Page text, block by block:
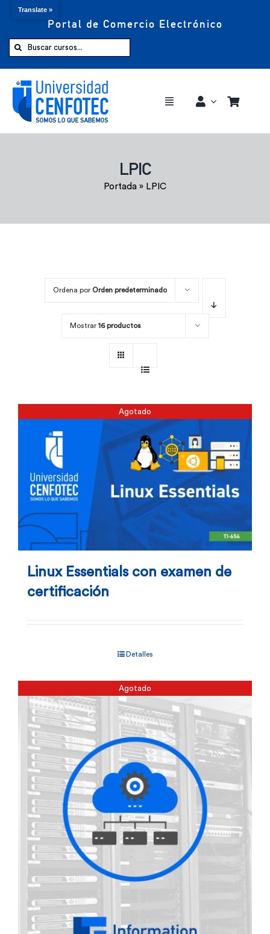
Portal de Comercio Electrónico
Buscar:
Toggle
Comprar ahora
LPIC
Portada » LPIC
Ordena por Orden predeterminado
Mostrar 16 productos
Agotado
Linux Essentials con examen de
certificación
Detalles
Agotado
Translate »